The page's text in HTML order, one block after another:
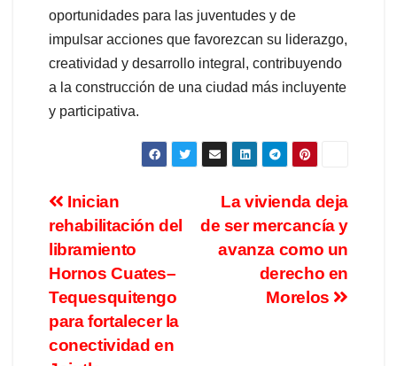
oportunidades para las juventudes y de
impulsar acciones que favorezcan su liderazgo,
creatividad y desarrollo integral, contribuyendo
a la construcción de una ciudad más incluyente
y participativa.
La vivienda deja
de ser mercancía y
avanza como un
derecho en
Morelos
Inician
rehabilitación del
libramiento
Hornos Cuates–
Tequesquitengo
para fortalecer la
conectividad en